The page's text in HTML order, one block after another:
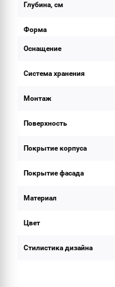
Глубина, см
Форма
Оснащение
Система хранения
Монтаж
Поверхность
Покрытие корпуса
Покрытие фасада
Материал
Цвет
Стилистика дизайна